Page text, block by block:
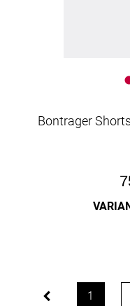
Bontrager
1